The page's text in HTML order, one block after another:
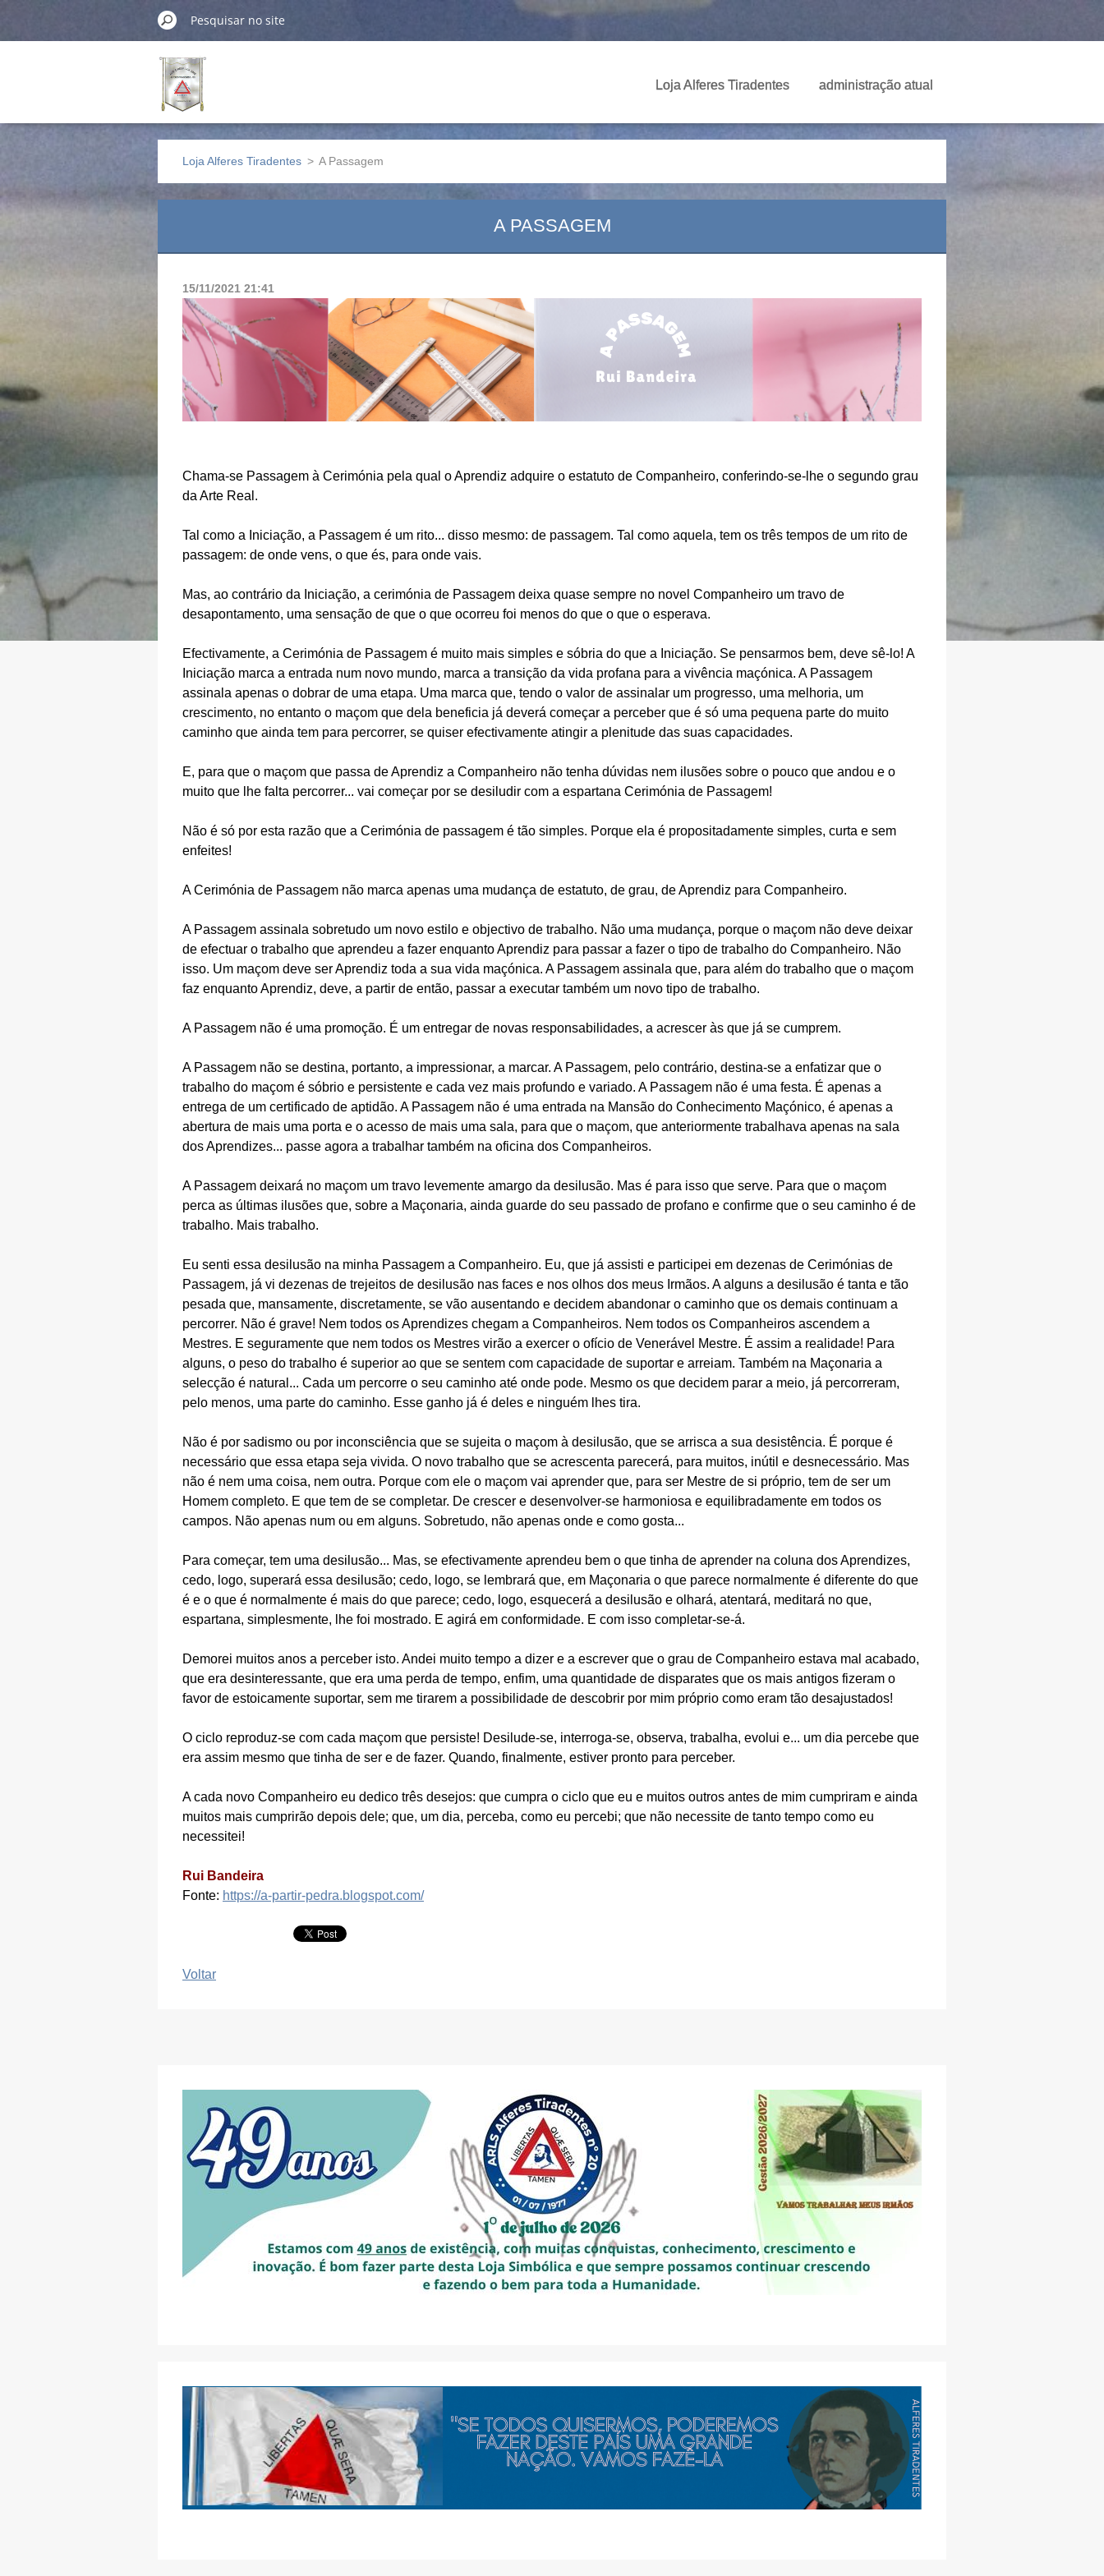
Loja Alferes Tiradentes administração atual
Loja Alferes Tiradentes > A Passagem
A PASSAGEM
15/11/2021 21:41
Chama-se Passagem à Cerimónia pela qual o Aprendiz adquire o estatuto de Companheiro, conferindo-se-lhe o segundo grau
da Arte Real.
Tal como a Iniciação, a Passagem é um rito... disso mesmo: de passagem. Tal como aquela, tem os três tempos de um rito de
passagem: de onde vens, o que és, para onde vais.
Mas, ao contrário da Iniciação, a cerimónia de Passagem deixa quase sempre no novel Companheiro um travo de
desapontamento, uma sensação de que o que ocorreu foi menos do que o que o esperava.
Efectivamente, a Cerimónia de Passagem é muito mais simples e sóbria do que a Iniciação. Se pensarmos bem, deve sê-lo! A
Iniciação marca a entrada num novo mundo, marca a transição da vida profana para a vivência maçónica. A Passagem
assinala apenas o dobrar de uma etapa. Uma marca que, tendo o valor de assinalar um progresso, uma melhoria, um
crescimento, no entanto o maçom que dela beneficia já deverá começar a perceber que é só uma pequena parte do muito
caminho que ainda tem para percorrer, se quiser efectivamente atingir a plenitude das suas capacidades.
E, para que o maçom que passa de Aprendiz a Companheiro não tenha dúvidas nem ilusões sobre o pouco que andou e o
muito que lhe falta percorrer... vai começar por se desiludir com a espartana Cerimónia de Passagem!
Não é só por esta razão que a Cerimónia de passagem é tão simples. Porque ela é propositadamente simples, curta e sem
enfeites!
A Cerimónia de Passagem não marca apenas uma mudança de estatuto, de grau, de Aprendiz para Companheiro.
A Passagem assinala sobretudo um novo estilo e objectivo de trabalho. Não uma mudança, porque o maçom não deve deixar
de efectuar o trabalho que aprendeu a fazer enquanto Aprendiz para passar a fazer o tipo de trabalho do Companheiro. Não
isso. Um maçom deve ser Aprendiz toda a sua vida maçónica. A Passagem assinala que, para além do trabalho que o maçom
faz enquanto Aprendiz, deve, a partir de então, passar a executar também um novo tipo de trabalho.
A Passagem não é uma promoção. É um entregar de novas responsabilidades, a acrescer às que já se cumprem.
A Passagem não se destina, portanto, a impressionar, a marcar. A Passagem, pelo contrário, destina-se a enfatizar que o
trabalho do maçom é sóbrio e persistente e cada vez mais profundo e variado. A Passagem não é uma festa. É apenas a
entrega de um certificado de aptidão. A Passagem não é uma entrada na Mansão do Conhecimento Maçónico, é apenas a
abertura de mais uma porta e o acesso de mais uma sala, para que o maçom, que anteriormente trabalhava apenas na sala
dos Aprendizes... passe agora a trabalhar também na oficina dos Companheiros.
A Passagem deixará no maçom um travo levemente amargo da desilusão. Mas é para isso que serve. Para que o maçom
perca as últimas ilusões que, sobre a Maçonaria, ainda guarde do seu passado de profano e confirme que o seu caminho é de
trabalho. Mais trabalho.
Eu senti essa desilusão na minha Passagem a Companheiro. Eu, que já assisti e participei em dezenas de Cerimónias de
Passagem, já vi dezenas de trejeitos de desilusão nas faces e nos olhos dos meus Irmãos. A alguns a desilusão é tanta e tão
pesada que, mansamente, discretamente, se vão ausentando e decidem abandonar o caminho que os demais continuam a
percorrer. Não é grave! Nem todos os Aprendizes chegam a Companheiros. Nem todos os Companheiros ascendem a
Mestres. E seguramente que nem todos os Mestres virão a exercer o ofício de Venerável Mestre. É assim a realidade! Para
alguns, o peso do trabalho é superior ao que se sentem com capacidade de suportar e arreiam. Também na Maçonaria a
selecção é natural... Cada um percorre o seu caminho até onde pode. Mesmo os que decidem parar a meio, já percorreram,
pelo menos, uma parte do caminho. Esse ganho já é deles e ninguém lhes tira.
Não é por sadismo ou por inconsciência que se sujeita o maçom à desilusão, que se arrisca a sua desistência. É porque é
necessário que essa etapa seja vivida. O novo trabalho que se acrescenta parecerá, para muitos, inútil e desnecessário. Mas
não é nem uma coisa, nem outra. Porque com ele o maçom vai aprender que, para ser Mestre de si próprio, tem de ser um
Homem completo. E que tem de se completar. De crescer e desenvolver-se harmoniosa e equilibradamente em todos os
campos. Não apenas num ou em alguns. Sobretudo, não apenas onde e como gosta...
Para começar, tem uma desilusão... Mas, se efectivamente aprendeu bem o que tinha de aprender na coluna dos Aprendizes,
cedo, logo, superará essa desilusão; cedo, logo, se lembrará que, em Maçonaria o que parece normalmente é diferente do que
é e o que é normalmente é mais do que parece; cedo, logo, esquecerá a desilusão e olhará, atentará, meditará no que,
espartana, simplesmente, lhe foi mostrado. E agirá em conformidade. E com isso completar-se-á.
Demorei muitos anos a perceber isto. Andei muito tempo a dizer e a escrever que o grau de Companheiro estava mal acabado,
que era desinteressante, que era uma perda de tempo, enfim, uma quantidade de disparates que os mais antigos fizeram o
favor de estoicamente suportar, sem me tirarem a possibilidade de descobrir por mim próprio como eram tão desajustados!
O ciclo reproduz-se com cada maçom que persiste! Desilude-se, interroga-se, observa, trabalha, evolui e... um dia percebe que
era assim mesmo que tinha de ser e de fazer. Quando, finalmente, estiver pronto para perceber.
A cada novo Companheiro eu dedico três desejos: que cumpra o ciclo que eu e muitos outros antes de mim cumpriram e ainda
muitos mais cumprirão depois dele; que, um dia, perceba, como eu percebi; que não necessite de tanto tempo como eu
necessitei!
Rui Bandeira
Fonte: https://a-partir-pedra.blogspot.com/
Voltar